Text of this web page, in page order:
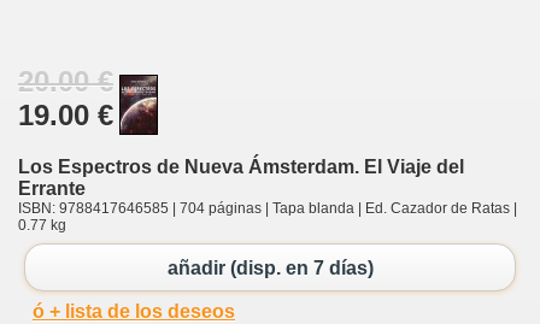
20.00 €
19.00 €
Los Espectros de Nueva Ámsterdam. El Viaje del
Errante
ISBN: 9788417646585 | 704 páginas | Tapa blanda | Ed. Cazador de Ratas |
0.77 kg
añadir (disp. en 7 días)
ó + lista de los deseos